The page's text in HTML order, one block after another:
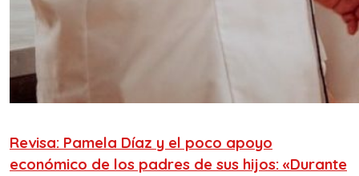
Revisa: Pamela Díaz y el poco apoyo
económico de los padres de sus hijos: «Durante